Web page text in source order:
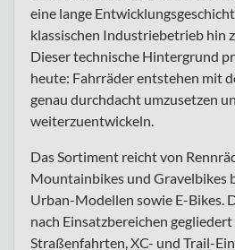
eine lange
klassischen Industriebetrieb hin
Dieser technische Hintergrund
heute: Fahrräder entstehen mit
genau durchdacht umzusetzen
weiterzuentwickeln.
Das Sortiment reicht von
Mountainbikes und Gravelbikes
Urban-Modellen sowie E-Bikes.
nach Einsatzbereichen
Straßenfahrten, XC- und Trail-